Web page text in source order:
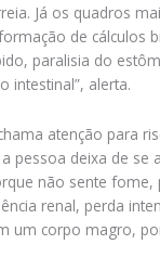
Já os quadros
de cálculos
paralisia do
intestinal”, alerta.
atenção para
a pessoa deixa de se
não sente fome,
renal, perda
um corpo magro,